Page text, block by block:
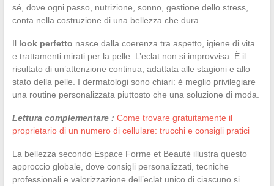
sé, dove ogni passo, nutrizione, sonno, gestione dello stress,
conta nella costruzione di una bellezza che dura.
Il look perfetto nasce dalla coerenza tra aspetto, igiene di vita
e trattamenti mirati per la pelle. L’eclat non si improvvisa. È il
risultato di un’attenzione continua, adattata alle stagioni e allo
stato della pelle. I dermatologi sono chiari: è meglio privilegiare
una routine personalizzata piuttosto che una soluzione di moda.
Lettura complementare : Come trovare gratuitamente il
proprietario di un numero di cellulare: trucchi e consigli pratici
La bellezza secondo Espace Forme et Beauté illustra questo
approccio globale, dove consigli personalizzati, tecniche
professionali e valorizzazione dell’eclat unico di ciascuno si